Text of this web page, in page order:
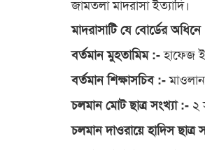
জামতলা মাদরাসা ইত্যাদি।
মাদরাসাটি যে বোর্ডের
বর্তমান মুহতামিম :-হাফেজ
বর্তমান শিক্ষাসচিব :-
চলমান মোট ছাত্র সংখ্যা :- ২
চলমান দাওরায়ে হাদিস ছাত্র